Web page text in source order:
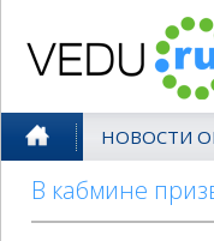
НОВОСТИ
В кабмине